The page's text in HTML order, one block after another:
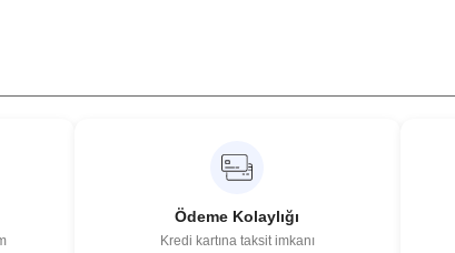
Ödeme Kolaylığı
Kredi kartına taksit imkanı